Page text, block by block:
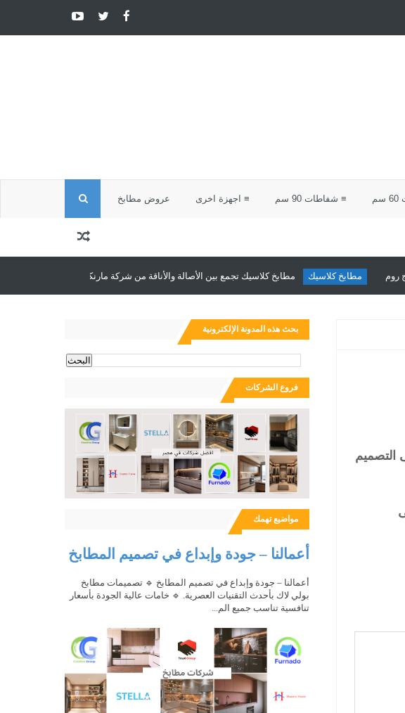
≡ شفاطات 90 سم ≡ اجهزة اخرى عروض مطابخ ا
ل
ث
مطابخ كلاسيك مطابخ كلاسيك تجمع بين الأصالة والأناقة من شركة مارنكو للمطابخ والدريسنج روم
التصميم
بحث هذه المدونة الإلكترونية
فروع الشركات
مواضيع تهمك
أعمالنا – جودة وإبداع في تصميم المطابخ
أعمالنا – جودة وإبداع في تصميم المطابخ 🔹 تصميمات مطابخ
بولي لاك بأحدث التقنيات العصرية. 🔹 خامات عالية الجودة بأسعار
تنافسية تناسب جميع الم...